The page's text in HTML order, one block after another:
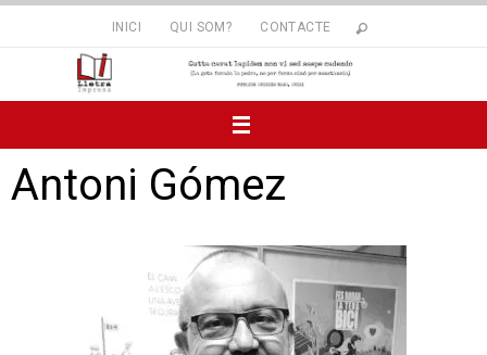
INICI QUI SOM? CONTACTE
Antoni Gómez